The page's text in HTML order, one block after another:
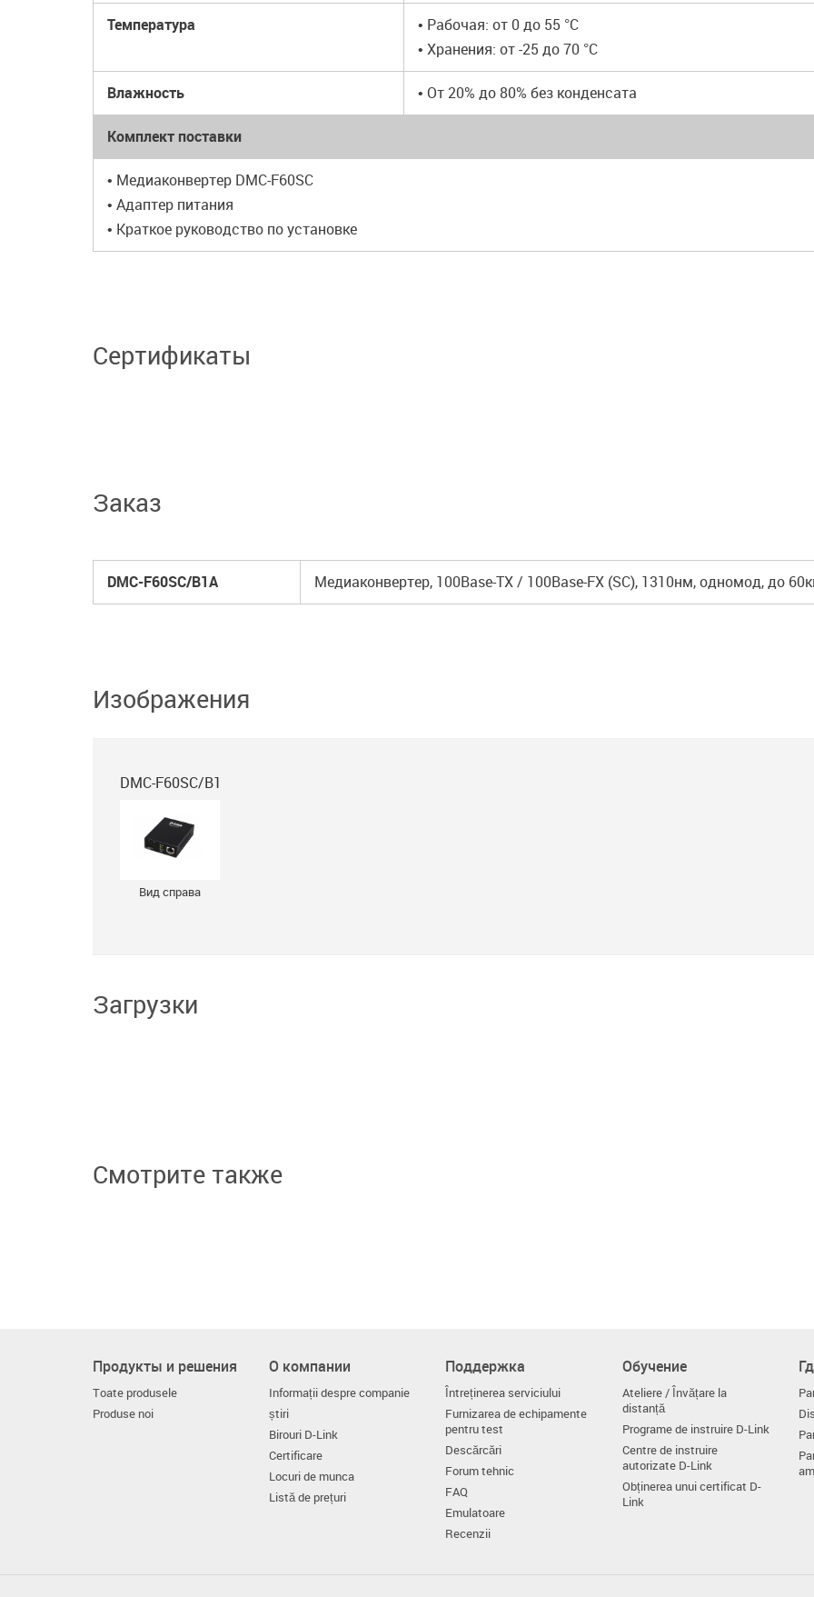
Температура
• Рабочая: от 0 до 55 °C
• Хранения: от -25 до 70 °C
Влажность • От 20% до 80% без конденсата
Комплект поставки
• Медиаконвертер DMC-F60SC
• Адаптер питания
• Краткое руководство по установке
Сертификаты
Заказ
DMC-F60SC/B1A Медиаконвертер, 100Base-TX / 100Base-FX (SC), 1310нм, одномод, до
Изображения
DMC-F60SC/B1
Вид справа
Загрузки
Смотрите также
Продукты и решения
Toate produsele
Produse noi
О компании
Informații despre companie
știri
Birouri D-Link
Certificare
Locuri de munca
Listă de prețuri
Поддержка
Întreținerea serviciului
Furnizarea de echipamente
pentru test
Descărcări
Forum tehnic
FAQ
Emulatoare
Recenzii
Обучение
Ateliere / Învățare la
distanță
Programe de instruire D-Link
Centre de instruire
autorizate D-Link
Obținerea unui certificat D-
Link